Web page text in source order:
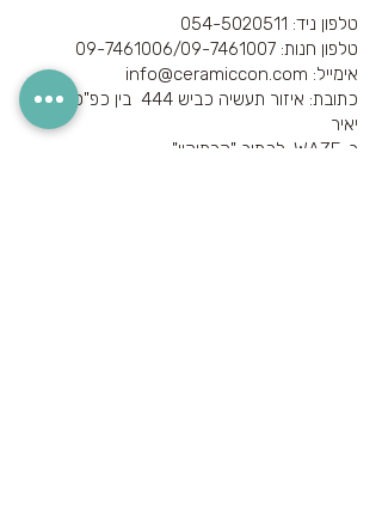
טלפון ניד: 054-5020511
טלפון חנות: 09-7461006/ 09-7461007
אימייל: info@ceramiccon.com
כתובת: איזור תעשיה כביש 444 בין כפ"ס לכוכב
יאיר
ב- WAZE : לכתוב "קרמיקון"